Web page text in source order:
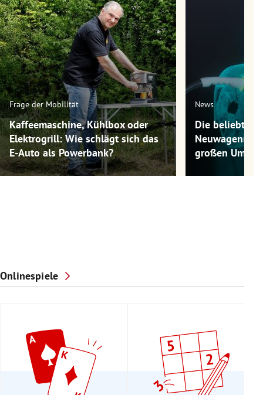
Frage der Mobilität
Kaffeemaschine, Kühlbox oder
Elektrogrill: Wie schlägt sich das
E-Auto als Powerbank?
News
Die
großen
Onlinespiele